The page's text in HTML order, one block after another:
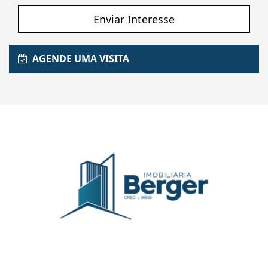
Enviar Interesse
AGENDE UMA VISITA